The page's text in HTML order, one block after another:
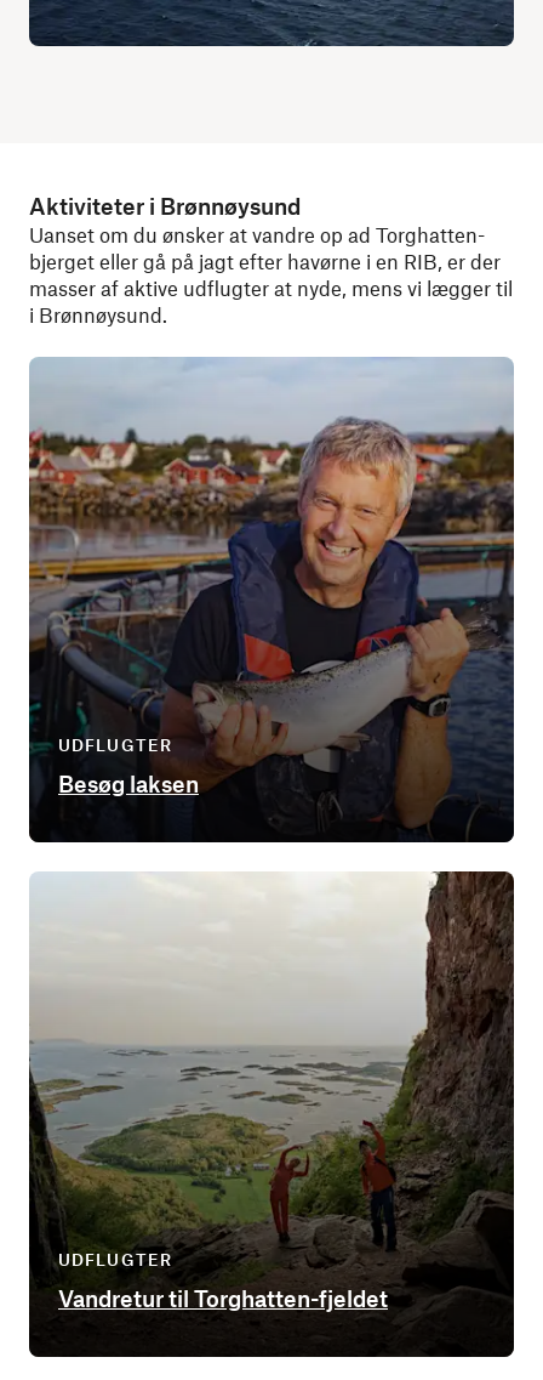
Aktiviteter i Brønnøysund
Uanset om du ønsker at vandre op ad Torghatten-
bjerget eller gå på jagt efter havørne i en RIB, er der
masser af aktive udflugter at nyde, mens vi lægger til
i Brønnøysund.
UDFLUGTER
Besøg laksen
UDFLUGTER
Vandretur til Torghatten-fjeldet